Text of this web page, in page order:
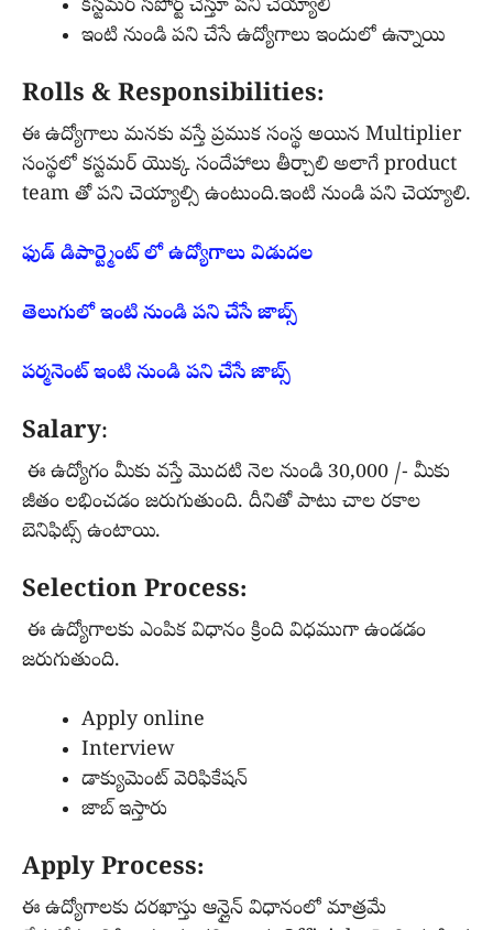
కస్టమర్ సపోర్ట్ చేస్తూ పని చెయ్యాలి
ఇంటి నుండి పని చేసే ఉద్యోగాలు ఇందులో ఉన్నాయి
Rolls & Responsibilities:
ఈ ఉద్యోగాలు మనకు వస్తే ప్రముక సంస్థ అయిన Multiplier
సంస్థలో కస్టమర్ యొక్క సందేహాలు తీర్చాలి అలాగే product
team తో పని చెయ్యాల్సి ఉంటుంది.ఇంటి నుండి పని చెయ్యాలి.
ఫుడ్ డిపార్ట్మెంట్ లో ఉద్యోగాలు విడుదల
తెలుగులో ఇంటి నుండి పని చేసే జాబ్స్
పర్మనెంట్ ఇంటి నుండి పని చేసే జాబ్స్
Salary:
ఈ ఉద్యోగం మీకు వస్తే మొదటి నెల నుండి 30,000 /- మీకు
జీతం లభించడం జరుగుతుంది. దీనితో పాటు చాల రకాల
బెనిఫిట్స్ ఉంటాయి.
Selection Process:
ఈ ఉద్యోగాలకు ఎంపిక విధానం క్రింది విధముగా ఉండడం
జరుగుతుంది.
Apply online
Interview
డాక్యుమెంట్ వెరిఫికేషన్
జాబ్ ఇస్తారు
Apply Process:
ఈ ఉద్యోగాలకు దరఖాస్తు ఆన్లైన్ విధానంలో మాత్రమే